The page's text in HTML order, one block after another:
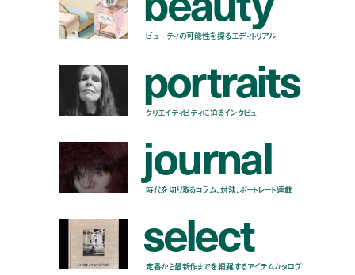
ビューティの可能性を探るエディトリアル
portraits
クリエイティビティに迫るインタビュー
journal
時代を切り取るコラム、対談、ポートレート連載
select
定番から最新作までを網羅するアイテムカタログ